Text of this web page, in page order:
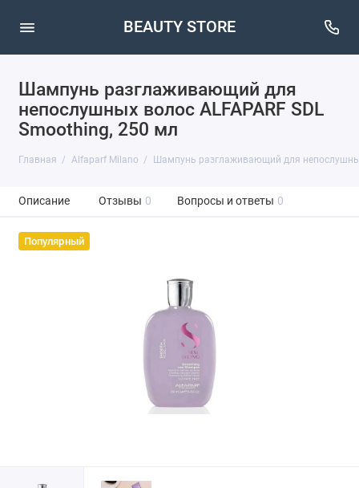
BEAUTY STORE
Шампунь разглаживающий для
непослушных волос ALFAPARF SDL
Smoothing, 250 мл
Главная Alfaparf Milano Шампунь разглаживающий для
Описание Отзывы 0 Вопросы и ответы 0
Популярный